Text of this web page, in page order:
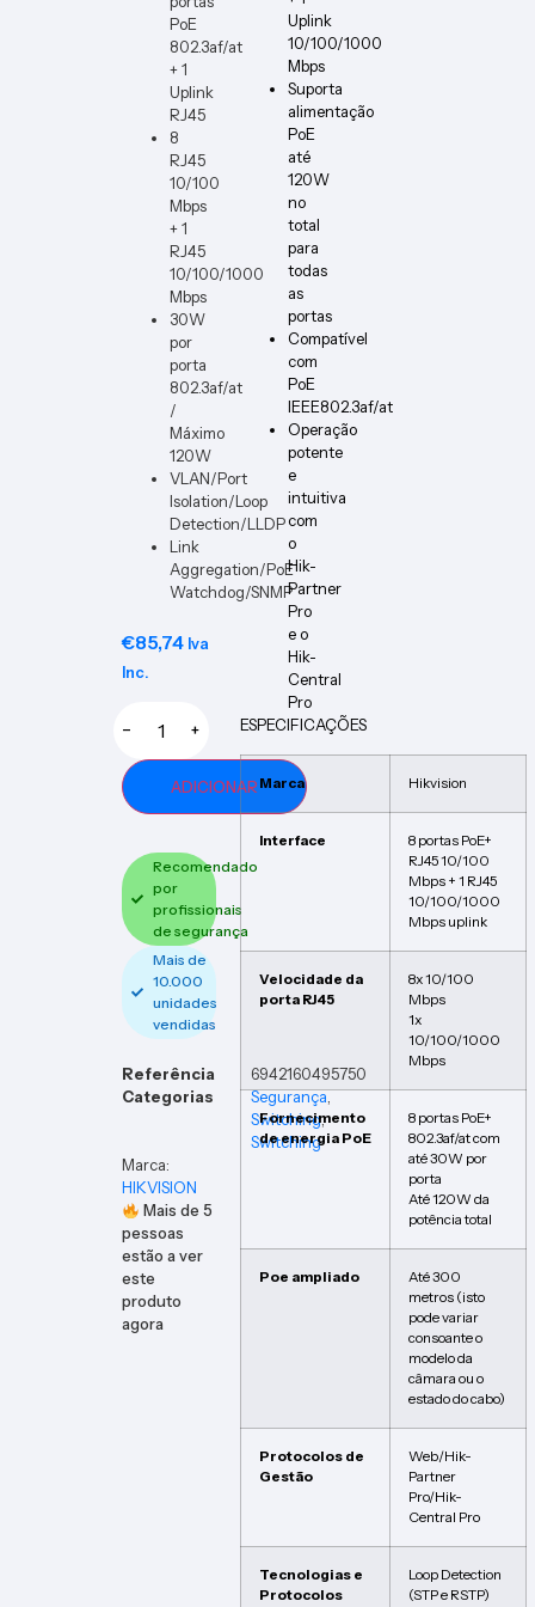
PoE
802.3af/at
+ 1
Uplink
RJ45
8
RJ45
10/100
Mbps
+ 1
RJ45
10/100/1000
Mbps
30W
por
porta
802.3af/at
/
Máximo
120W
VLAN/Port
Isolation/Loop
Detection/LLDP
Link
Aggregation/PoE
Watchdog/SNMP
€85,74 Iva
Inc.
− +
ADICIONAR
Recomendado
por
profissionais
de segurança
Mais de
10.000
unidades
vendidas
Referência
6942160495750
Categorias
Segurança,
Switching,
Switching
Marca:
HIKVISION
Mais de5
pessoas
estão a ver
este
produto
agora
Uplink
10/100/1000
Mbps
Suporta
alimentação
PoE
até
120W
no
total
para
todas
as
portas
Compatível
com
PoE
IEEE802.3af/at
Operação
potente
e
intuitiva
com
o
Hik-
Partner
Pro
e o
Hik-
Central
Pro
ESPECIFICAÇÕES
Marca Hikvision
Interface
8 portas PoE+
RJ45 10/100
Mbps + 1 RJ45
10/100/1000
Mbps uplink
Velocidade da
porta RJ45
8x 10/100
Mbps
1x
10/100/1000
Mbps
Fornecimento
de energia PoE
8 portas PoE+
802.3af/at com
até 30W por
porta
Até 120W da
potência total
Poe ampliado
Até 300
metros (isto
pode variar
consoante o
modelo da
câmara ou o
estado do cabo)
Protocolos de
Gestão
Web/Hik-
Partner
Pro/Hik-
Central Pro
Tecnologias e
Protocolos
Loop Detection
(STP e RSTP)